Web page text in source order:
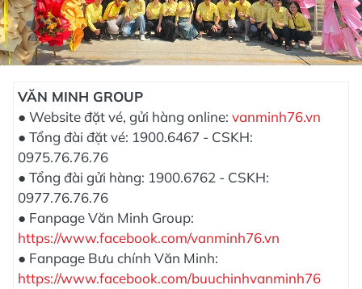
VĂN MINH GROUP
● Website đặt vé, gửi hàng online: vanminh76.vn
● Tổng đài đặt vé: 1900.6467 - CSKH:
0975.76.76.76
● Tổng đài gửi hàng: 1900.6762 - CSKH:
0977.76.76.76
● Fanpage Văn Minh Group:
https://www.facebook.com/vanminh76.vn
● Fanpage Bưu chính Văn Minh:
https://www.facebook.com/buuchinhvanminh76